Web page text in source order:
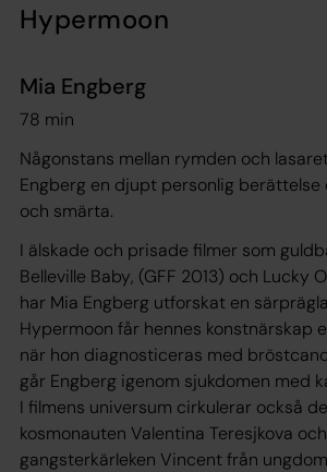
Hypermoon
Mia Engberg
78 min
Någonstans mellan rymden och
Engberg en djupt personlig berättelse
och smärta.
I älskade och prisade filmer som
Belleville Baby, (GFF 2013) och Lucky
har Mia Engberg utforskat en
Hypermoon får hennes konstnärskap
när hon diagnosticeras med
går Engberg igenom sjukdomen med
I filmens universum cirkulerar också
kosmonauten Valentina Teresjkova
gangsterkärleken Vincent från